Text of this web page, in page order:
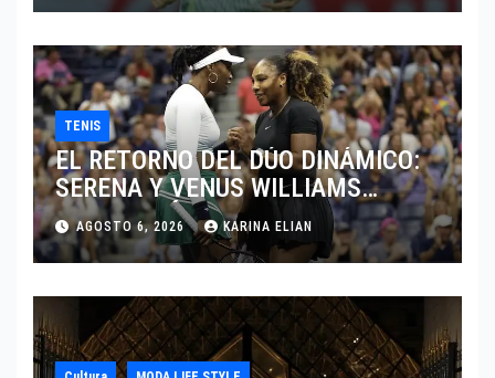
TENIS
EL RETORNO DEL DÚO DINÁMICO:
SERENA Y VENUS WILLIAMS
DISPUTARÁN LOS DOBLES EN
CINCINNATI 2026
AGOSTO 6, 2026 KARINA ELIAN